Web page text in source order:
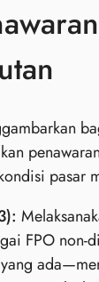
pasar
FPO